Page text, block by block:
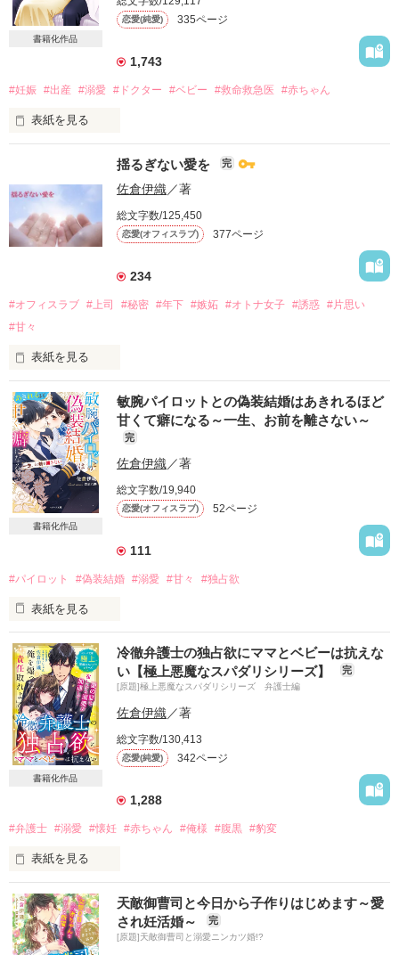
「俺に縛られるのは嫌？」
そう問う彼は、私の左手にリングをはめる。
「そんなに煽られたら我慢できない」
紡績会社御曹司　津田直秀
院内学級教師　月島蛍
◆ベリーズ文庫７月刊で書籍化◆
書籍化作品
恋愛(純愛) 335ページ
1,743
#妊娠 #出産 #溺愛 #ドクター #ベビー #救命救急医 #赤ちゃん
表紙を見る
好きだから、あなたを縛りつけたくない。
そんな一心で手放した幸せ。
それなのに、彼はずっと私を捜していたようで…。
「俺の子、だよね」
疑うことなくまっすぐな目で見つめられて
「なにがあっても守るから。ずっと一緒にいてほしい」
彼の強い言葉に心が揺れる。
初恋を実らせたふたりの
シークレットベビー
ベリーズ文庫として書籍化
2022.01.13
揺るぎない愛を 完
佐倉伊織／著
総文字数/125,450
恋愛(オフィスラブ) 377ページ
234
#オフィスラブ #上司 #秘密 #年下 #嫉妬 #オトナ女子 #誘惑 #片思い
#甘々
表紙を見る
あなたに抱かれる度に流す涙は
なんの涙だったんだろう
あなたの背中を追いかけて過ごした日々は
どうしてこんなに虚しかったんだろう
"揺るぎない愛"を私にくれるのは……
再公開しました。
加筆しましたのでページがずれております。
申し訳ありません。　2014.09.11
書籍化作品
敏腕パイロットとの偽装結婚はあきれるほど
甘くて癖になる～一生、お前を離さない～
完
佐倉伊織／著
総文字数/19,940
恋愛(オフィスラブ) 52ページ
111
#パイロット #偽装結婚 #溺愛 #甘々 #独占欲
表紙を見る
「ひとりにしてごめんな。すぐ帰るから、待ってて」
私を抱き寄せ、耳元で甘くささやく彼は
空港スタッフの女性からあこがれの眼差しを注がれている
凄腕パイロット。
なぜか彼と偽装結婚をすることになった私は
突拍子もない彼の言動に振り回されっぱなし。
困るのに、彼の隣が心地いいのはどうして？
それは、どういう意味なの？
ベリーズ文庫として書籍化。
こちらは試し読みです。
書籍化作品
冷徹弁護士の独占欲にママとベビーは抗えな
い【極上悪魔なスパダリシリーズ】
完
[原題]極上悪魔なスパダリシリーズ 弁護士編
佐倉伊織／著
総文字数/130,413
恋愛(純愛) 342ページ
1,288
#弁護士 #溺愛 #懐妊 #赤ちゃん #俺様 #腹黒 #豹変
表紙を見る
私のピンチに助言をくれた弁護士の彼は
優しい紳士のはずだったのに…。
「脅すか」
天敵御曹司と今日から子作りはじめます～愛
され妊活婚～
完
[原題]天敵御曹司と溺愛ニンカツ婚!?